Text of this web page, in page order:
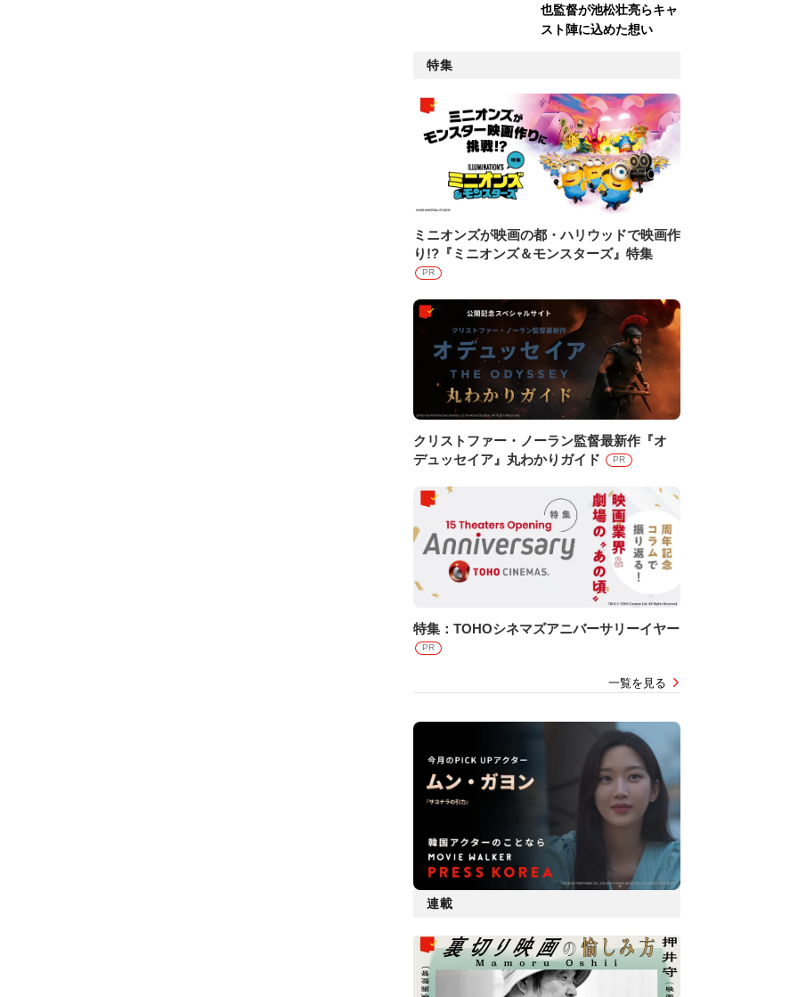
也監督が池松壮亮らキャ
スト陣に込めた想い
特集
ミニオンズが映画の都・ハリウッドで映画作
り!?『ミニオンズ＆モンスターズ』特集
PR
クリストファー・ノーラン監督最新作『オ
デュッセイア』丸わかりガイド
PR
特集：TOHOシネマズアニバーサリーイヤー
PR
一覧を見る
連載